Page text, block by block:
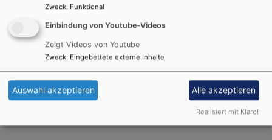
Öffentlichkeitsarbeit
Chantal Fiedler, Öffentlichkeitsreferentin
Bürozeiten:
Mittwoch: 9-12 Uhr
Donnerstag 9-16 Uhr
Zweck: Funktional
Einbindung von Youtube-Videos
Zeigt Videos von Youtube
Zweck: Eingebettete externe Inhalte
Auswahl akzeptieren Alle akzeptieren
Realisiert mit Klaro!